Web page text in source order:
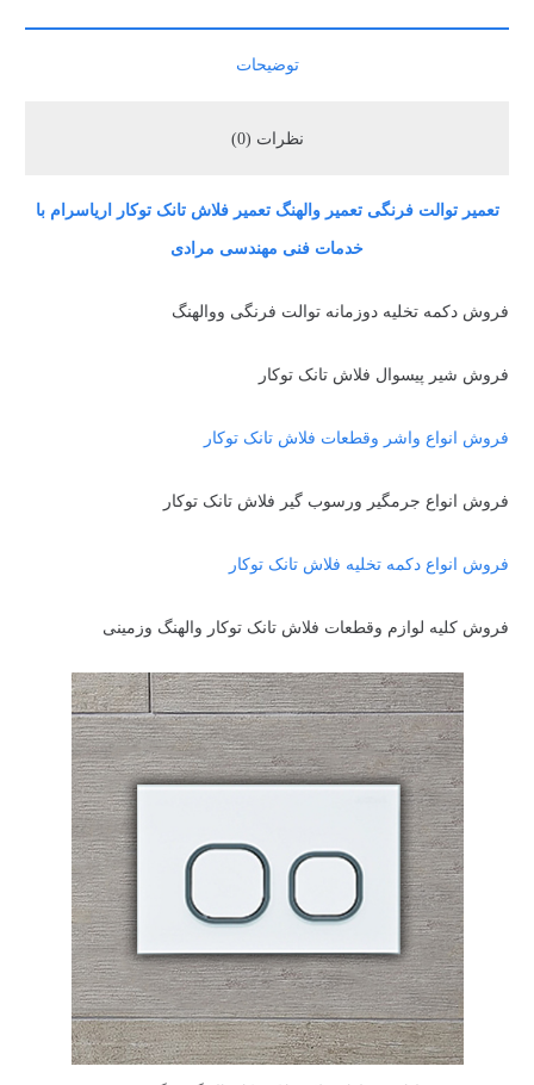
توضیحات
نظرات (0)
تعمیر توالت فرنگی تعمیر والهنگ تعمیر فلاش تانک توکار اریاسرام با
خدمات فنی مهندسی مرادی
فروش دکمه تخلیه دوزمانه توالت فرنگی ووالهنگ
فروش شیر پیسوال فلاش تانک توکار
فروش انواع واشر وقطعات فلاش تانک توکار
فروش انواع جرمگیر ورسوب گیر فلاش تانک توکار
فروش انواع دکمه تخلیه فلاش تانک توکار
فروش کلیه لوازم وقطعات فلاش تانک توکار والهنگ وزمینی